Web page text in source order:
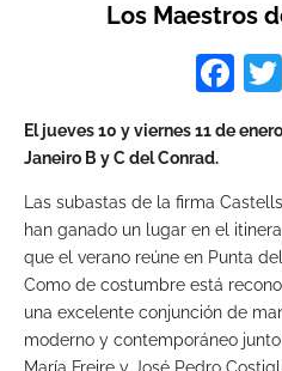
Los Maestros
El jueves 10 y viernes 11 de
Janeiro B y C del Conrad.
Las subastas de la firma
han ganado un lugar en el
que el verano reúne en Punta
Como de costumbre está
una excelente conjunción de
moderno y contemporáneo